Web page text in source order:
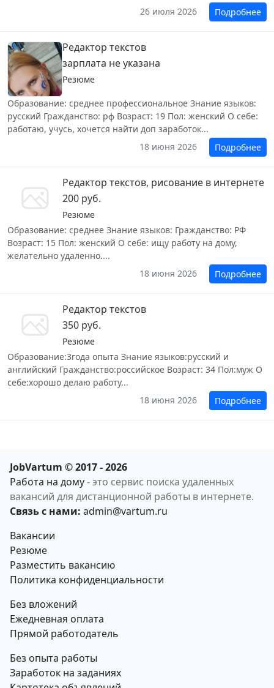
26 июля 2026
Подробнее
Редактор текстов
зарплата не указана
Резюме
Образование: среднее профессиональное Знание языков:
русский Гражданство: рф Возраст: 19 Пол: женский О себе:
работаю, учусь, хочется найти доп заработок...
18 июня 2026
Подробнее
Редактор текстов, рисование в интернете
200 руб.
Резюме
Образование: среднее Знание языков: Гражданство: РФ
Возраст: 15 Пол: женский О себе: ищу работу на дому,
желательно удаленно....
18 июня 2026
Подробнее
Редактор текстов
350 руб.
Резюме
Образование:3года опыта Знание языков:русский и
английский Гражданство:российское Возраст: 34 Пол:муж О
себе:хорошо делаю работу...
18 июня 2026
Подробнее
JobVartum © 2017 - 2026
Работа на дому- это сервис поиска удаленных
вакансий для дистанционной работы в интернете.
Связь с нами: admin@vartum.ru
Вакансии
Резюме
Разместить вакансию
Политика конфиденциальности
Без вложений
Ежедневная оплата
Прямой работодатель
Без опыта работы
Заработок на заданиях